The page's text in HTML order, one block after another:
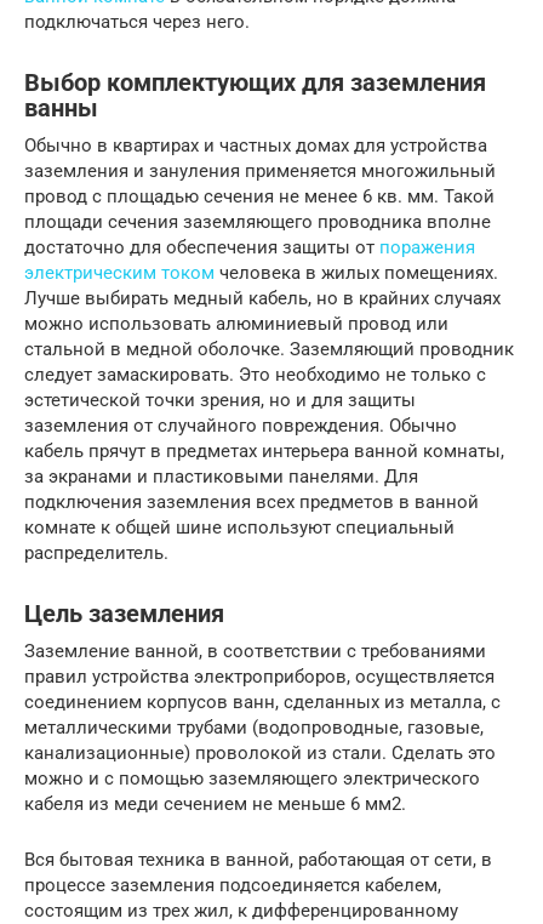
подключаться через него.
Выбор комплектующих для заземления
ванны
Обычно в квартирах и частных домах для устройства
заземления и зануления применяется многожильный
провод с площадью сечения не менее 6 кв. мм. Такой
площади сечения заземляющего проводника вполне
достаточно для обеспечения защиты от поражения
электрическим током человека в жилых помещениях.
Лучше выбирать медный кабель, но в крайних случаях
можно использовать алюминиевый провод или
стальной в медной оболочке. Заземляющий проводник
следует замаскировать. Это необходимо не только с
эстетической точки зрения, но и для защиты
заземления от случайного повреждения. Обычно
кабель прячут в предметах интерьера ванной комнаты,
за экранами и пластиковыми панелями. Для
подключения заземления всех предметов в ванной
комнате к общей шине используют специальный
распределитель.
Цель заземления
Заземление ванной, в соответствии с требованиями
правил устройства электроприборов, осуществляется
соединением корпусов ванн, сделанных из металла, с
металлическими трубами (водопроводные, газовые,
канализационные) проволокой из стали. Сделать это
можно и с помощью заземляющего электрического
кабеля из меди сечением не меньше 6 мм2.
Вся бытовая техника в ванной, работающая от сети, в
процессе заземления подсоединяется кабелем,
состоящим из трех жил, к дифференцированному